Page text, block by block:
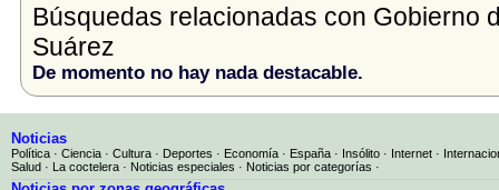
Búsquedas relacionadas con Gobierno
Suárez
De momento no hay nada destacable.
Noticias
Política · Ciencia · Cultura · Deportes · Economía · España · Insólito · Internet ·
Salud · La coctelera · Noticias especiales · Noticias por categorías ·